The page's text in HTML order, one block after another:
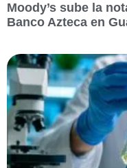
Moody’s sube la
Banco Azteca en